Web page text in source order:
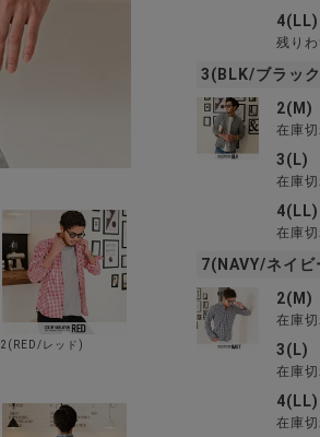
2(RED/レッド)
4(LL)
残り
3(BLK/ブラッ
2(M)
在庫
3(L)
在庫
4(LL)
在庫
7(NAVY/ネイビ
2(M)
在庫
3(L)
在庫
4(LL)
在庫